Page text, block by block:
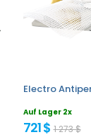
Electro
Auf Lager 2x
721 $ 1 273 $